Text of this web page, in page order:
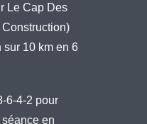
Le Cap Des
sur 10 km en 6
6-4-2 pour
séance en